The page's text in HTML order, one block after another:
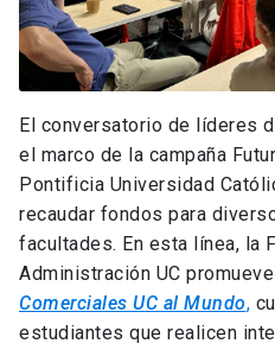
El conversatorio de líderes
el marco de la campaña
Pontificia Universidad
recaudar fondos para
facultades. En esta línea, la
Administración UC
Comerciales UC al Mundo,
estudiantes que realicen